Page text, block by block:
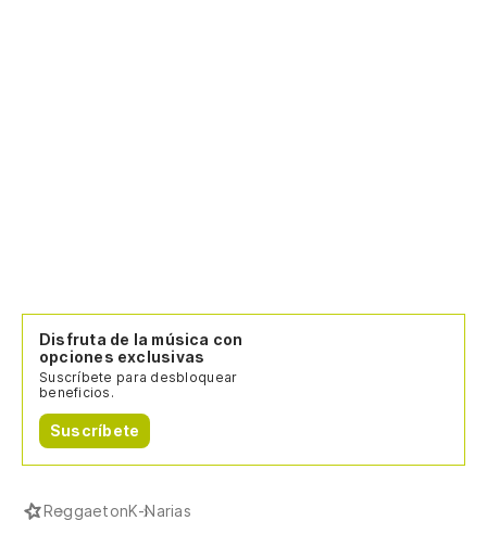
Disfruta de la música con
opciones exclusivas
Suscríbete para desbloquear
beneficios.
Suscríbete
ReggaetonK-Narias